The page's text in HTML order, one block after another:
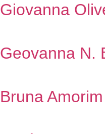
Giovanna
Geovanna N.
Bruna Amorim